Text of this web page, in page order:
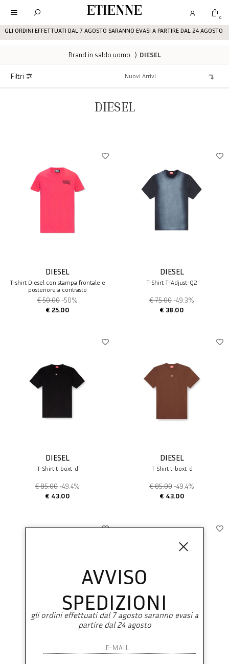
GLI ORDINI EFFETTUATI DAL 7 AGOSTO SARANNO EVASI A PARTIRE DAL 24 AGOSTO
Etienne 0
Brand in saldo uomo ⟩ DIESEL
Filtri
DIESEL
DIESEL
T-shirt Diesel con stampa frontale e
posteriore a contrasto
€ 50.00 -50%
€ 25.00
DIESEL
T-Shirt T-Adjust-Q2
€ 75.00 -49.3%
€ 38.00
DIESEL
T-Shirt t-boxt-d
€ 85.00 -49.4%
€ 43.00
DIESEL
T-Shirt t-boxt-d
€ 85.00 -49.4%
€ 43.00
T-Shirt t-boxt-d T-Just-Rw
AVVISO
SPEDIZIONI
gli ordini effettuati dal 7 agosto saranno evasi a
partire dal 24 agosto